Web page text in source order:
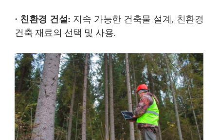
· 친환경 건설: 지속 가능한 건축물 설계, 친환경
건축 재료의 선택 및 사용.